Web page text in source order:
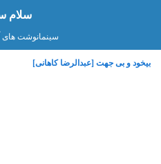
سلام
سینمانوشت
بیخود و بی جهت [عبدالرضا کاهانی]